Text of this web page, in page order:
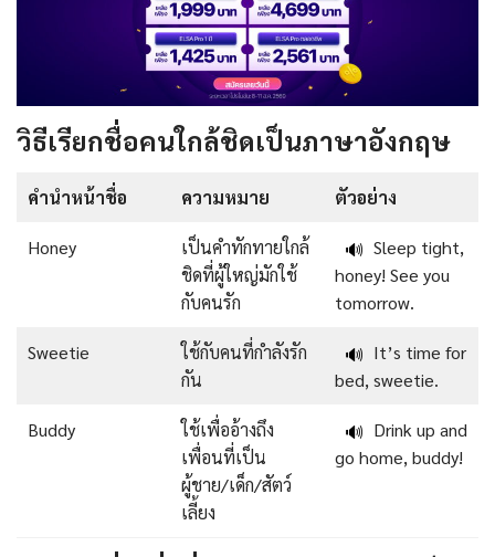
วิธีเรียกชื่อคนใกล้ชิดเป็นภาษาอังกฤษ
คำนำหน้าชื่อ ความหมาย ตัวอย่าง
Honey
เป็นคำทักทายใกล้
ชิดที่ผู้ใหญ่มักใช้
กับคนรัก
🔊 Sleep tight,
honey! See you
tomorrow.
Sweetie
ใช้กับคนที่กำลังรัก
กัน
🔊 It’s time for
bed, sweetie.
Buddy
ใช้เพื่ออ้างถึง
เพื่อนที่เป็น
ผู้ชาย/เด็ก/สัตว์
เลี้ยง
🔊 Drink up and
go home, buddy!